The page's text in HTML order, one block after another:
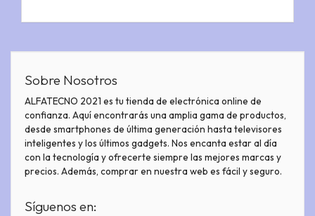
Sobre Nosotros
ALFATECNO 2021 es tu tienda de electrónica online de
confianza. Aquí encontrarás una amplia gama de productos,
desde smartphones de última generación hasta televisores
inteligentes y los últimos gadgets. Nos encanta estar al día
con la tecnología y ofrecerte siempre las mejores marcas y
precios. Además, comprar en nuestra web es fácil y seguro.
Síguenos en: